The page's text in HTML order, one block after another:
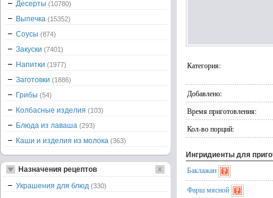
Категория:
Добавлено:
Время приготовления:
Кол-во порций:
Ингридиенты для
Баклажан
Фарш мясной
Десерты (10780)
Выпечка (15352)
Соусы (874)
Закуски (7401)
Напитки (1977)
Заготовки (1886)
Грибы (54)
Колбасные изделия (103)
Блюда из лаваша (293)
Каши и изделия из молока (363)
Назначения рецептов
Украшения для блюд (330)